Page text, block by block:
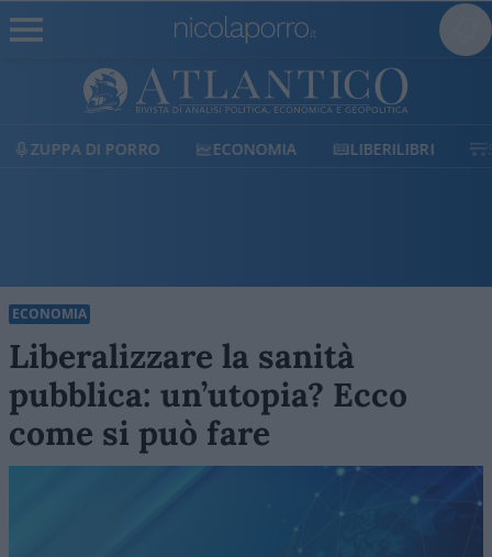
ECONOMIA LIBERILIBRI SHOP SOSTIENICI
ECONOMIA
Liberalizzare la sanità
pubblica: un’utopia? Ecco
come si può fare